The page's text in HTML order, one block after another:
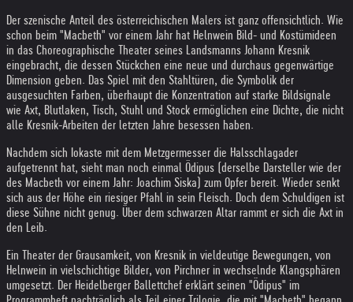
Der szenische Anteil des österreichischen Malers ist ganz offensichtlich. Wie
schon beim "Macbeth" vor einem Jahr hat Helnwein Bild- und Kostümideen
in das Choreographische Theater seines Landsmanns Johann Kresnik
eingebracht, die dessen Stückchen eine neue und durchaus gegenwärtige
Dimension geben. Das Spiel mit den Stahltüren, die Symbolik der
ausgesuchten Farben, überhaupt die Konzentration auf starke Bildsignale
wie Axt, Blutlaken, Tisch, Stuhl und Stock ermöglichen eine Dichte, die nicht
alle Kresnik-Arbeiten der letzten Jahre besessen haben.
Nachdem sich Iokaste mit dem Metzgermesser die Halsschlagader
aufgetrennt hat, sieht man noch einmal Ödipus (derselbe Darsteller wie der
des Macbeth vor einem Jahr: Joachim Siska) zum Opfer bereit. Wieder senkt
sich aus der Höhe ein riesiger Pfahl in sein Fleisch. Doch dem Schuldigen ist
diese Sühne nicht genug. Über dem schwarzen Altar rammt er sich die Axt in
den Leib.
Ein Theater der Grausamkeit, von Kresnik in vieldeutige Bewegungen, von
Helnwein in vielschichtige Bilder, von Pirchner in wechselnde Klangsphären
umgesetzt. Der Heidelberger Ballettchef erklärt seinen "Ödipus" im